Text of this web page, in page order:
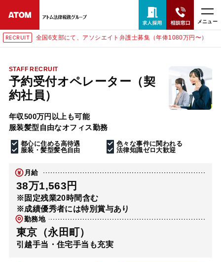
メニュー
RECRUIT 全国6支部にて、アソシエイト弁護士募集（年俸1080万円〜）
STAFF RECRUIT
予約受付オペレーター（契
約社員）
年収500万円以上も可能
服装髪型自由なオフィス勤務
都心に住める高待遇
色々な事件に関われる
服装・髪型髪色自由
法律知識ゼロ大歓迎
月給
38万1,563円
※固定残業20時間含む
※成績優秀者には特別賞与あり
勤務地
東京（永田町）
引越手当・住宅手当も充実
24時間365日全国対応
無料相談窓口はこちら
電話・LINE・メールで相談予約受付中
ホーム
取扱分野
解決実績
アクセス
弁護士・税理士